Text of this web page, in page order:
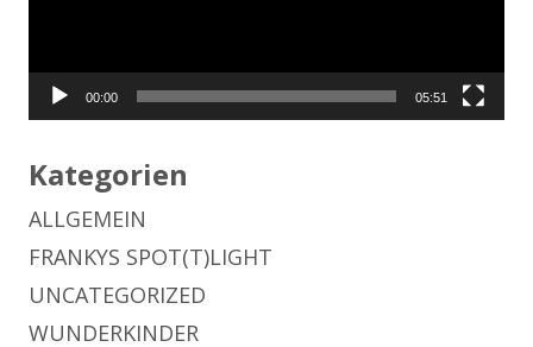
00:00 05:51
Kategorien
ALLGEMEIN
FRANKYS SPOT(T)LIGHT
UNCATEGORIZED
WUNDERKINDER